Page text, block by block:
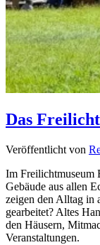
Das
Veröffentlicht von
Im Freilichtmuseum
Gebäude aus allen
zeigen den Alltag in
gearbeitet? Altes
den Häusern,
Veranstaltungen.